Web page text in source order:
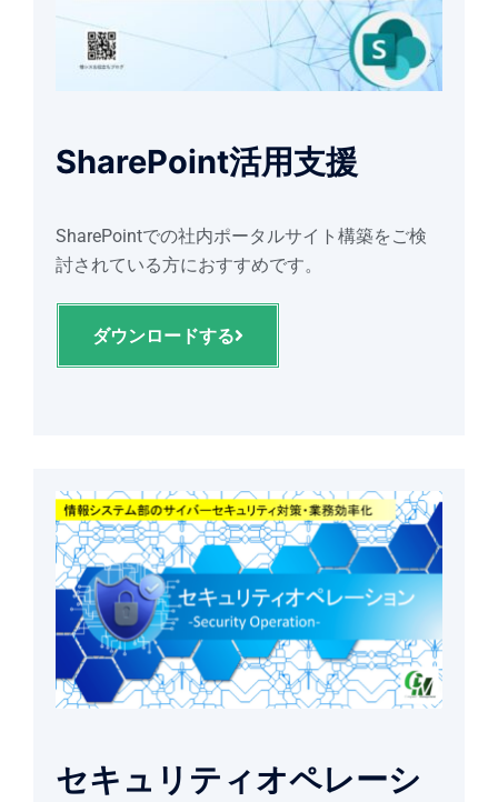
SharePoint活用支援
SharePointでの社内ポータルサイト構築をご検
討されている方におすすめです。
ダウンロードする
セキュリティオペレーシ